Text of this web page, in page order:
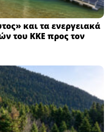
και τα ενεργειακά
του ΚΚΕ προς τον